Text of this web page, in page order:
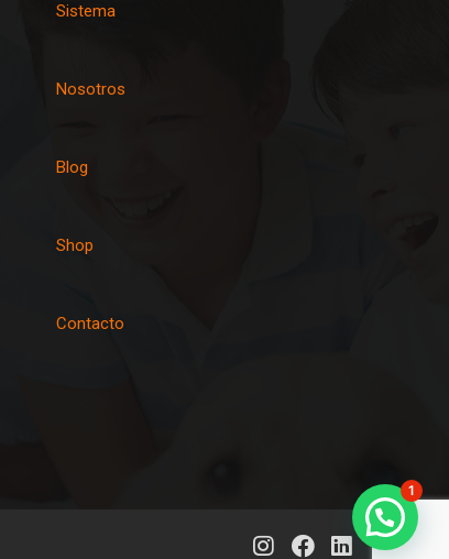
Sistema
Nosotros
Blog
Shop
Contacto
1